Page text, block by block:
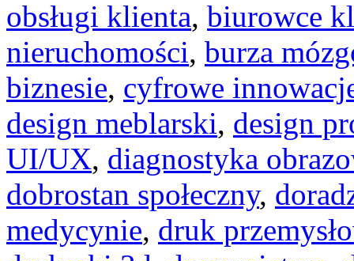
obsługi klienta, biurowce
nieruchomości, burza
biznesie, cyfrowe
design meblarski, design
UI/UX, diagnostyka
dobrostan społeczny,
medycynie, druk